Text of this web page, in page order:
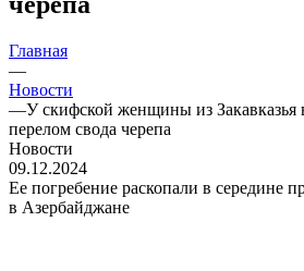
Главная
—
Новости
—У скифской женщины из
перелом свода черепа
Новости
09.12.2024
Ее погребение раскопали в середине
в Азербайджане